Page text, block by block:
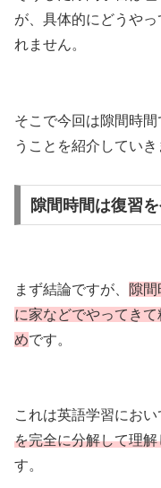
が、具体的にどうや
れません。
そこで今回は隙間時
うことを紹介していき
隙間時間は復習
まず結論ですが、
隙
に家などでやってき
めです。
これは英語学習におい
を完全に分解して理
す。